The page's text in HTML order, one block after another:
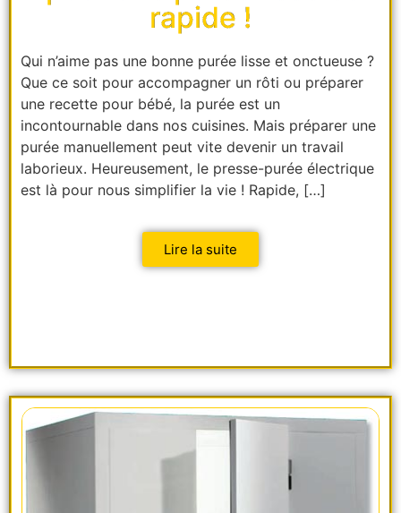
rapide !
Qui n’aime pas une bonne purée lisse et onctueuse ?
Que ce soit pour accompagner un rôti ou préparer
une recette pour bébé, la purée est un
incontournable dans nos cuisines. Mais préparer une
purée manuellement peut vite devenir un travail
laborieux. Heureusement, le presse-purée électrique
est là pour nous simplifier la vie ! Rapide, […]
Lire la suite